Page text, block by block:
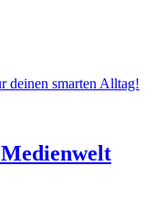
deinen smarten Alltag!